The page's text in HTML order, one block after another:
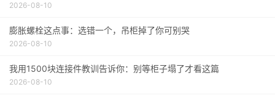
2026-08-10
膨胀螺栓这点事：选错一个，吊柜掉了你可别哭
2026-08-10
我用1500块连接件教训告诉你：别等柜子塌了才看这篇
2026-08-10